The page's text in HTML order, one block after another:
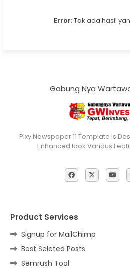
Error:Tak ada hasil
Gabung Nya
Pixy Newspaper 11 Template is
Enhanced look Various
Product Services
Signup for MailChimp
Best Seleted Posts
Semrush Tool